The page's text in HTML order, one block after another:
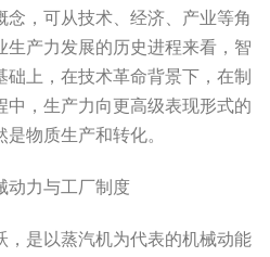
念，可从技术、经济、产业等角
生产力发展的历史进程来看，智
上，在技术革命背景下，在制
中，生产力向更高级表现形式的
物质生产和转化。
动力与工厂制度
，是以蒸汽机为代表的机械动能